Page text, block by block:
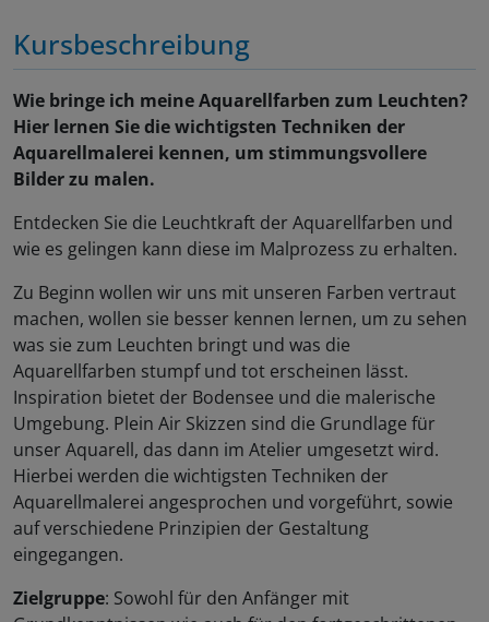
Kursbeschreibung
Wie bringe ich meine Aquarellfarben zum Leuchten?
Hier lernen Sie die wichtigsten Techniken der
Aquarellmalerei kennen, um stimmungsvollere
Bilder zu malen.
Entdecken Sie die Leuchtkraft der Aquarellfarben und
wie es gelingen kann diese im Malprozess zu erhalten.
Zu Beginn wollen wir uns mit unseren Farben vertraut
machen, wollen sie besser kennen lernen, um zu sehen
was sie zum Leuchten bringt und was die
Aquarellfarben stumpf und tot erscheinen lässt.
Inspiration bietet der Bodensee und die malerische
Umgebung. Plein Air Skizzen sind die Grundlage für
unser Aquarell, das dann im Atelier umgesetzt wird.
Hierbei werden die wichtigsten Techniken der
Aquarellmalerei angesprochen und vorgeführt, sowie
auf verschiedene Prinzipien der Gestaltung
eingegangen.
Zielgruppe: Sowohl für den Anfänger mit